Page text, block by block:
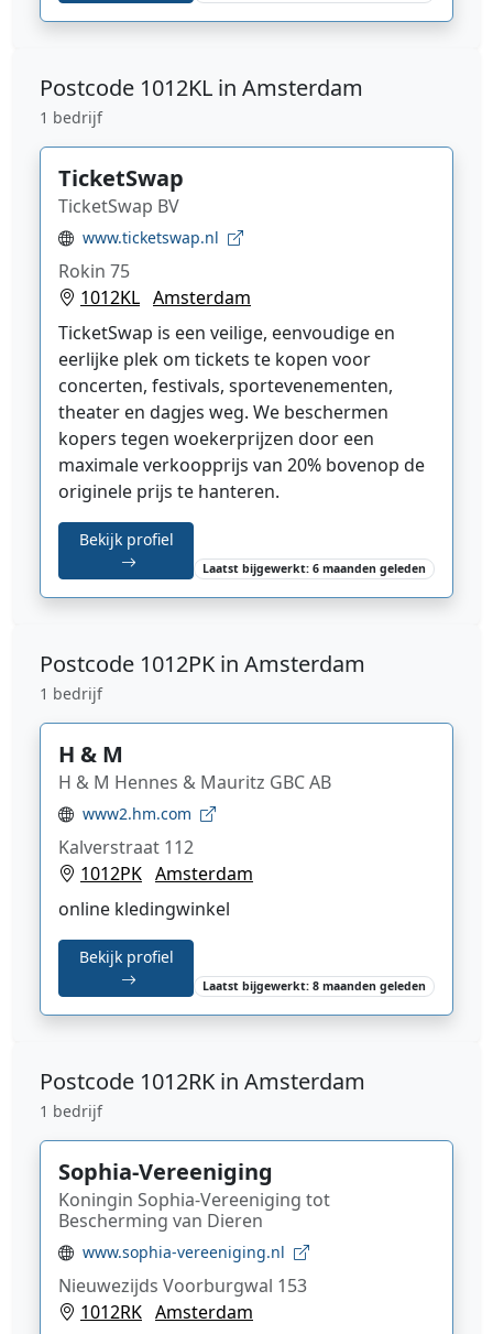
Postcode 1012KL in Amsterdam
1 bedrijf
TicketSwap
TicketSwap BV
www.ticketswap.nl
Rokin 75
1012KL Amsterdam
TicketSwap is een veilige, eenvoudige en
eerlijke plek om tickets te kopen voor
concerten, festivals, sportevenementen,
theater en dagjes weg. We beschermen
kopers tegen woekerprijzen door een
maximale verkoopprijs van 20% bovenop de
originele prijs te hanteren.
Bekijk profiel
Laatst bijgewerkt: 6 maanden geleden
Postcode 1012PK in Amsterdam
1 bedrijf
H & M
H & M Hennes & Mauritz GBC AB
www2.hm.com
Kalverstraat 112
1012PK Amsterdam
online kledingwinkel
Bekijk profiel
Laatst bijgewerkt: 8 maanden geleden
Postcode 1012RK in Amsterdam
1 bedrijf
Sophia-Vereeniging
Koningin Sophia-Vereeniging tot
Bescherming van Dieren
www.sophia-vereeniging.nl
Nieuwezijds Voorburgwal 153
1012RK Amsterdam